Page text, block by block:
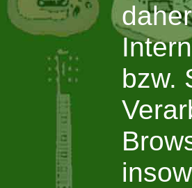
bzw.